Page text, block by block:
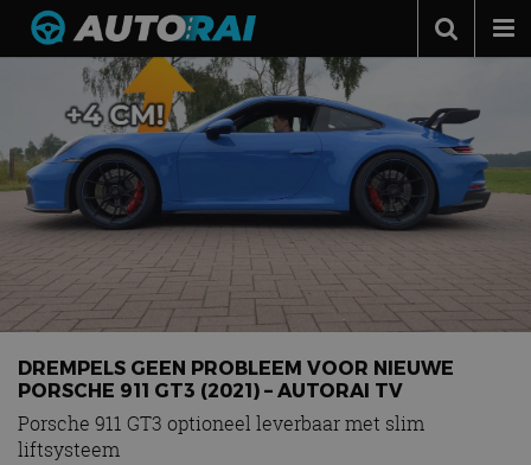
Autonieuws
Podcast
Autotests
Automerken
Adverteren
Contact
DREMPELS GEEN PROBLEEM VOOR NIEUWE
PORSCHE 911 GT3 (2021) – AUTORAI TV
Porsche 911 GT3 optioneel leverbaar met slim
liftsysteem